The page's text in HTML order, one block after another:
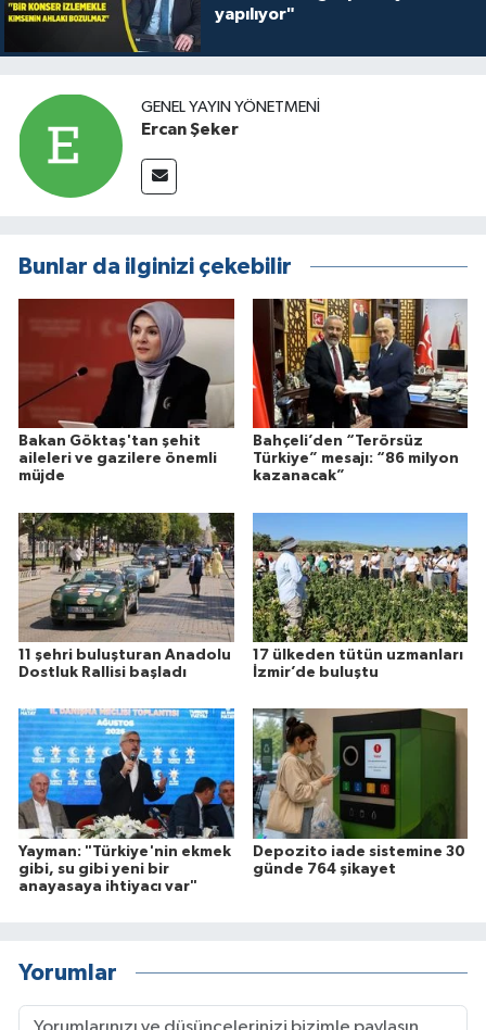
yapılıyor"
GENEL YAYIN YÖNETMENI
Ercan Şeker
Bunlar da ilginizi çekebilir
Bakan Göktaş'tan şehit
aileleri ve gazilere önemli
müjde
Bahçeli’den “Terörsüz
Türkiye” mesajı: “86 milyon
kazanacak”
11 şehri buluşturan Anadolu
Dostluk Rallisi başladı
17 ülkeden tütün uzmanları
İzmir’de buluştu
Yayman: "Türkiye'nin ekmek
gibi, su gibi yeni bir
anayasaya ihtiyacı var"
Depozito iade sistemine 30
günde 764 şikayet
Yorumlar